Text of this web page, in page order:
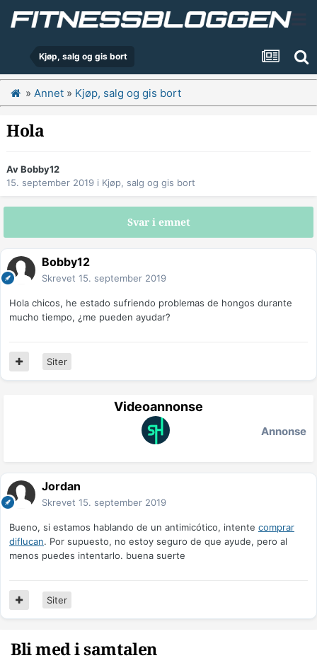
Kjøp, salg og gis bort
» Annet » Kjøp, salg og gis bort
Hola
AvBobby12
15. september 2019 i Kjøp, salg og gis bort
Svar i emnet
Bobby12
Skrevet 15. september 2019
Hola chicos, he estado sufriendo problemas de hongos durante
mucho tiempo, ¿me pueden ayudar?
Siter
Videoannonse
Annonse
Jordan
Skrevet 15. september 2019
Bueno, si estamos hablando de un antimicótico, intente comprar
diflucan. Por supuesto, no estoy seguro de que ayude, pero al
menos puedes intentarlo. buena suerte
Siter
Bli med i samtalen